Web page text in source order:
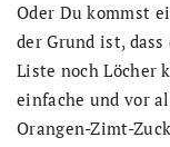
Oder Du kommst
der Grund ist,
Liste noch Löcher
einfache und vor
Orangen-Zimt-